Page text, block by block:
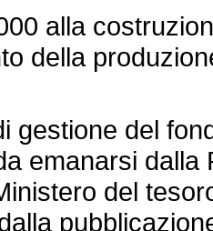
alla
della
del
emanarsi
del